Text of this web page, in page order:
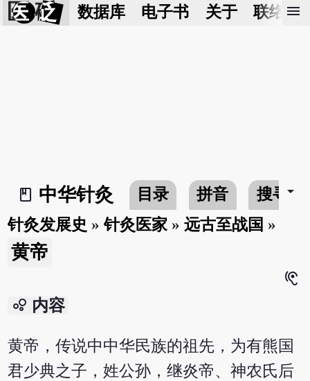
医 砭 数据库 电子书 关于 联络我
menu
book_2
中华针灸 目录 拼音 搜寻arrow_drop_down
针灸发展史 »针灸医家 »远古至战国 »
黄帝
hearing
bubble_chart 内容
黄帝，传说中中华民族的祖先，为有熊国
君少典之子，姓公孙，继炎帝、神农氏后